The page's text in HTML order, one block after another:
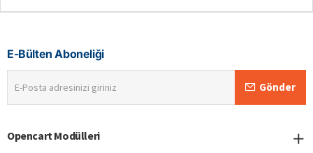
E-Bülten Aboneliği
Posta
adresinizi
Gönder
Opencart Modülleri